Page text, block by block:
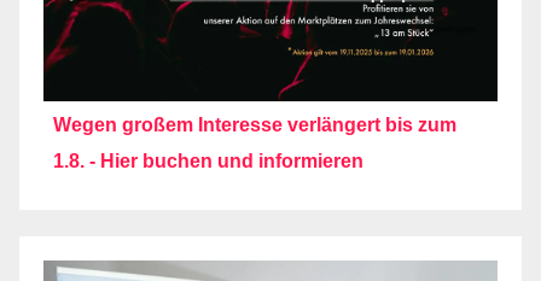
Wegen großem Interesse verlängert bis zum
1.8. - Hier buchen und informieren